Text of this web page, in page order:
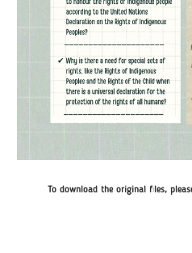
To download the original files,